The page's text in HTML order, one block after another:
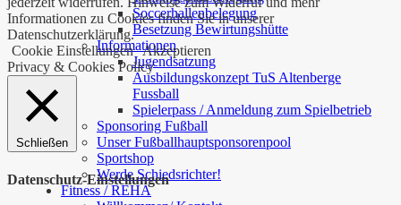
Soccerhallenbelegung
Besetzung Bewirtungshütte
Informationen
Jugendsatzung
Ausbildungskonzept TuS Altenberge
Fussball
Spielerpass / Anmeldung zum Spielbetrieb
Sponsoring Fußball
Unser Fußballhauptsponsorenpool
Sportshop
Werde Schiedsrichter!
Fitness / REHA
Informationen zu Cookies finden Sie in unserer
Datenschutzerklärung.
Cookie Einstellungen Akzeptieren
Privacy & Cookies Policy
Schließen
Datenschutz-Einstellungen